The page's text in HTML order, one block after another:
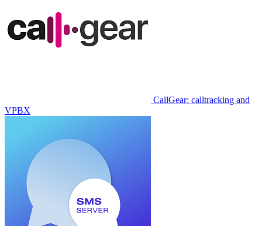
CallGear: calltracking and
VPBX